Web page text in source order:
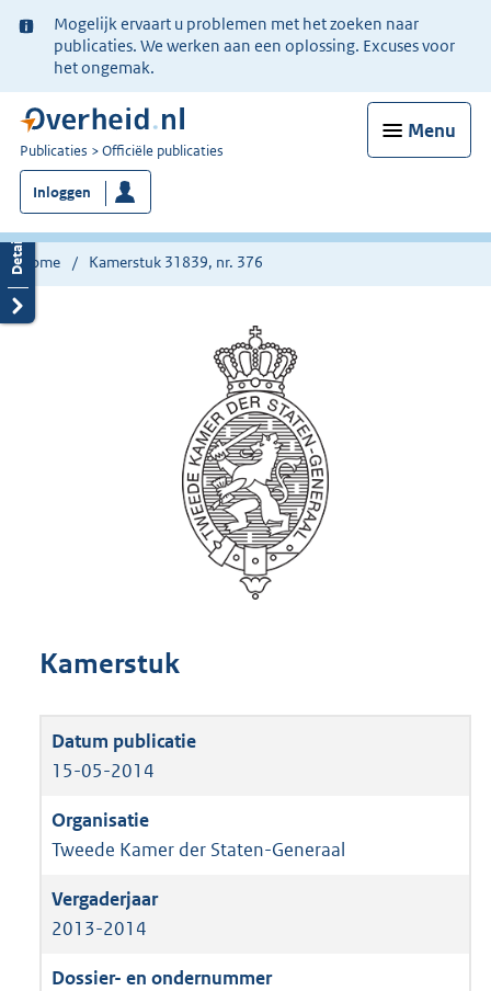
Ter
informatie:
Mogelijk ervaart u problemen met het zoeken naar
publicaties. We werken aan een oplossing. Excuses voor
het ongemak.
Menu
U
bent
nu
hier:
Publicaties Officiële publicaties
Inloggen
Home Kamerstuk 31839, nr. 376
Kamerstuk
15-05-2014
Tweede Kamer der Staten-Generaal
2013-2014